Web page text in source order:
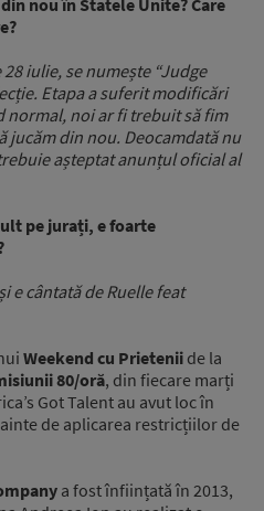
iulie, se numește “Judge
Etapa a suferit modificări
normal, noi ar fi trebuit să fim
jucăm din nou. Deocamdată nu
așteptat anunțul oficial al
pe jurați, e foarte
e cântată de Ruelle feat
Weekend cu Prietenii de la
80/oră, din fiecare marți
Got Talent au avut loc în
de aplicarea restricțiilor de
a fost înființată în 2013,